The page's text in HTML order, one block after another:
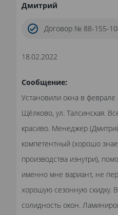
Дмитрий
Договор № 88-155-
18.02.2022
Сообщение:
Установили окна в
Щёлково, ул. Талсинская.
красиво. Менеджер
компетентный (хорошо
производства изнутри),
именно мне вариант, не
хорошую сезонную скидку.
солидность окон.